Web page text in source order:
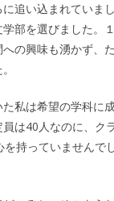
追い込まれていまし
部を選びました。１
の興味も湧かず、た
私は希望の学科に
は40人なのに、ク
持っていませんで